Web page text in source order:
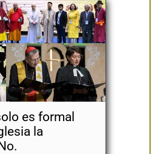
es formal
la